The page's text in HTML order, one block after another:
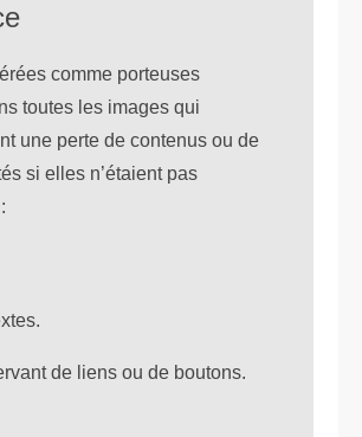
comme porteuses
toutes les images qui
une perte de contenus ou de
si elles n’étaient pas
de liens ou de boutons.